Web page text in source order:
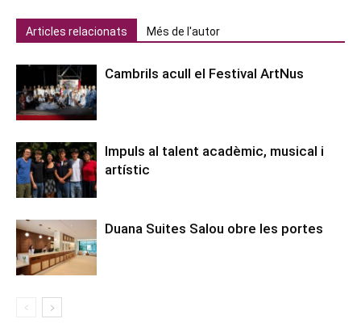
Articles relacionats Més de l'autor
Cambrils acull el Festival ArtNus
Impuls al talent acadèmic, musical i
artístic
Duana Suites Salou obre les portes